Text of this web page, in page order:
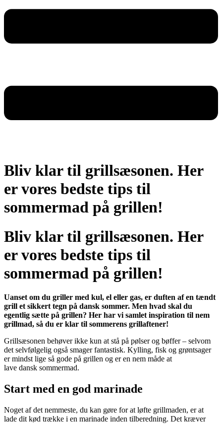
Bliv klar til grillsæsonen. Her
er vores bedste tips til
sommermad på grillen!
Bliv klar til grillsæsonen. Her
er vores bedste tips til
sommermad på grillen!
Uanset om du griller med kul, el eller gas, er duften af en tændt
grill et sikkert tegn på dansk sommer. Men hvad skal du
egentlig sætte på grillen? Her har vi samlet inspiration til nem
grillmad, så du er klar til sommerens grillaftener!
Grillsæsonen behøver ikke kun at stå på pølser og bøffer – selvom
det selvfølgelig også smager fantastisk. Kylling, fisk og grøntsager
er mindst lige så gode på grillen og er en nem måde at
lave dansk sommermad.
Start med en god marinade
Noget af det nemmeste, du kan gøre for at løfte grillmaden, er at
lade dit kød trække i en marinade inden tilberedning. Det kræver